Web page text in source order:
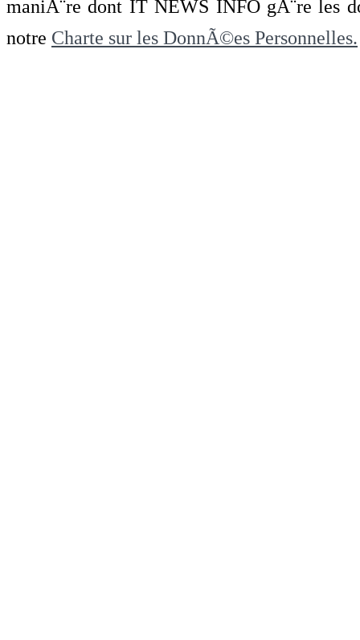
maniÃ¨re dont IT NEWS INFO gÃ¨re les
notre Charte sur les DonnÃ©es Personnelles.